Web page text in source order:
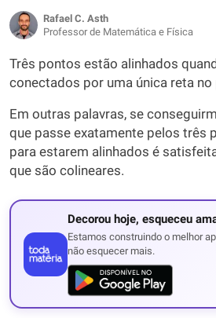
Rafael C. Asth
Professor de Matemática e Física
Três pontos estão alinhados
conectados por uma única reta
Em outras palavras, se
que passe exatamente pelos três
para estarem alinhados é
que são colineares.
Decorou hoje, esqueceu
Estamos construindo o melhor
não esquecer mais.